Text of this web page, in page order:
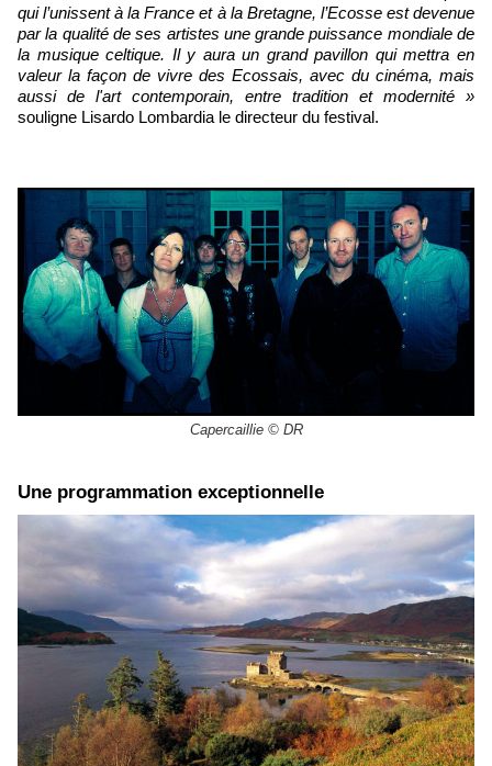
qui l’unissent à la France et à la Bretagne, l’Ecosse est devenue
par la qualité de ses artistes une grande puissance mondiale de
la musique celtique. Il y aura un grand pavillon qui mettra en
valeur la façon de vivre des Ecossais, avec du cinéma, mais
aussi de l'art contemporain, entre tradition et modernité »
souligne Lisardo Lombardia le directeur du festival.
Capercaillie © DR
Une programmation exceptionnelle